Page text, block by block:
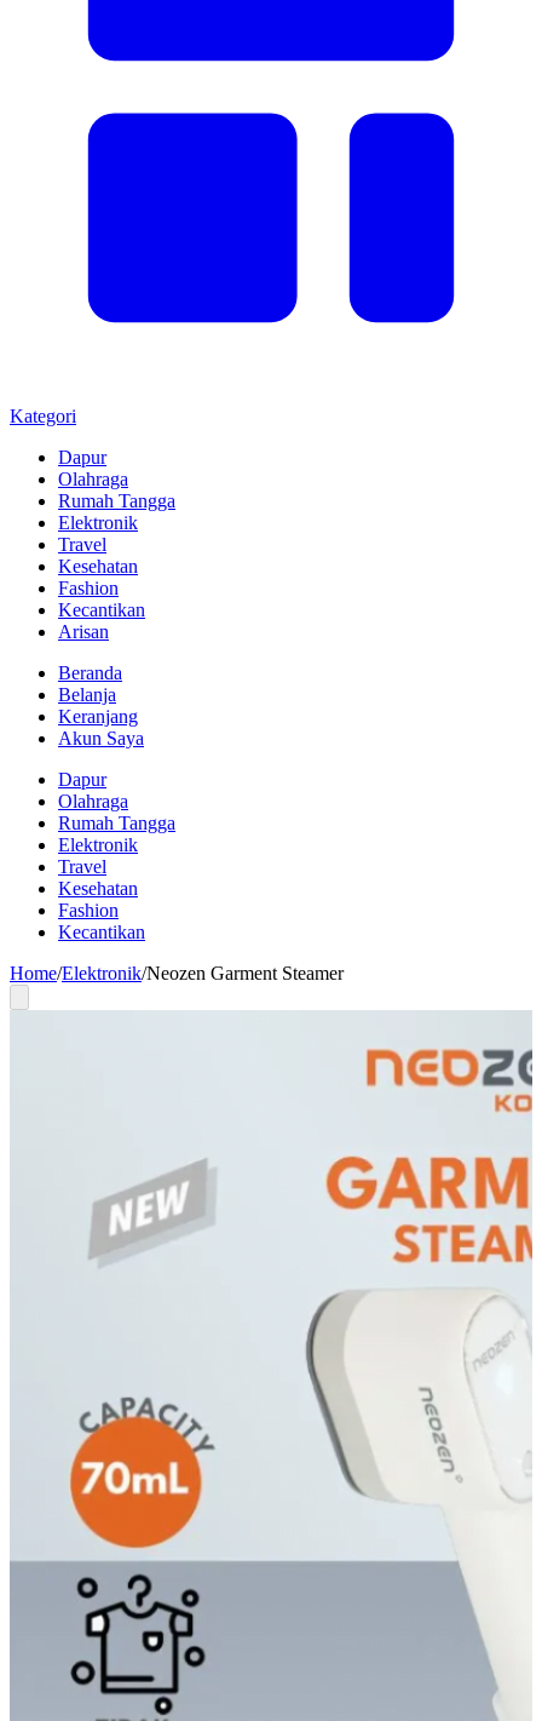
Kategori
Dapur
Olahraga
Rumah Tangga
Elektronik
Travel
Kesehatan
Fashion
Kecantikan
Arisan
Beranda
Belanja
Keranjang
Akun Saya
Dapur
Olahraga
Rumah Tangga
Elektronik
Travel
Kesehatan
Fashion
Kecantikan
Home/Elektronik/Neozen Garment Steamer